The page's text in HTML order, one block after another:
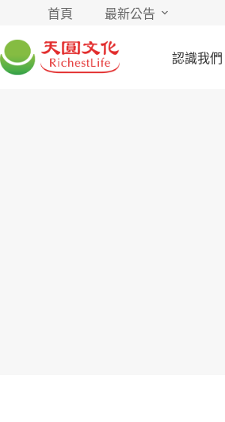
首頁 最新公告
認識我們